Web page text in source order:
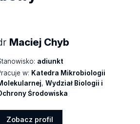
Maciej Chyb
adiunkt
w: Katedra Mikrobiologii
,Wydział Biologii i
Środowiska
Zobacz profil